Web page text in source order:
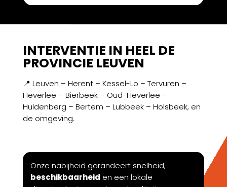
INTERVENTIE IN HEEL DE
PROVINCIE LEUVEN
📍 Leuven – Herent – Kessel-Lo – Tervuren –
Heverlee – Bierbeek – Oud-Heverlee –
Huldenberg – Bertem – Lubbeek – Holsbeek, en
de omgeving.
Onze nabijheid garandeert snelheid,
beschikbaarheid en een lokale